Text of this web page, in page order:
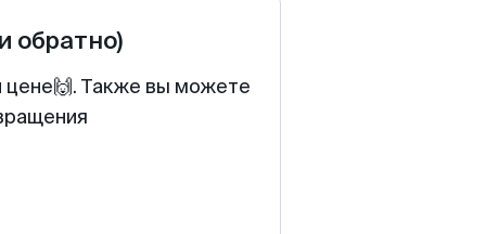
обратно)
цене🙌. Также вы можете